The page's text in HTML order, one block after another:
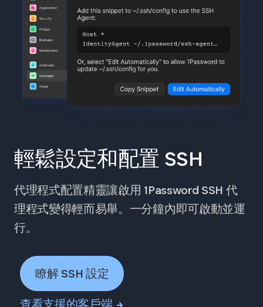
輕鬆設定和配置 SSH
代理程式配置精靈讓啟用 1Password SSH 代
理程式變得輕而易舉。一分鐘內即可啟動並運
行。
瞭解 SSH 設定
查看支援的客戶端